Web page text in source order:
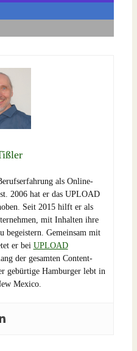
als Online-
2006 hat er das UPLOAD
Seit 2015 hilft er als
mit Inhalten ihre
begeistern. Gemeinsam mit
er bei UPLOAD
der gesamten Content-
gebürtige Hamburger lebt in
Mexico.